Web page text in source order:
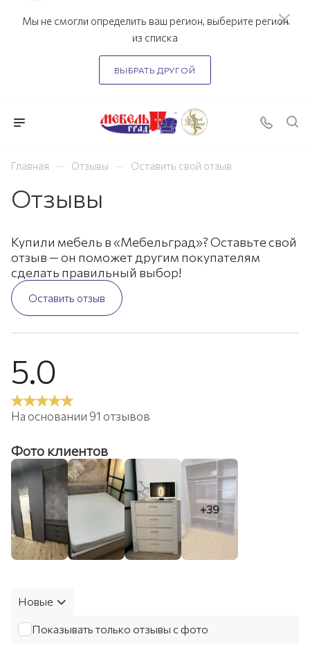
Мы не смогли определить ваш регион, выберите регион
из списка
ВЫБРАТЬ ДРУГОЙ
Главная — Отзывы — Оставить свой отзыв
Отзывы
Купили мебель в «Мебельград»? Оставьте свой
отзыв — он поможет другим покупателям
сделать правильный выбор!
Оставить отзыв
5.0
На основании 91 отзывов
Фото клиентов
+39
Новые
Показывать только отзывы с фото